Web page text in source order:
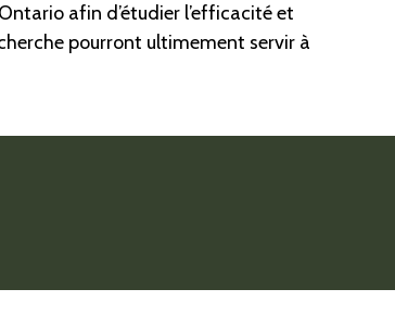
afin d’étudier l’efficacité et
pourront ultimement servir à